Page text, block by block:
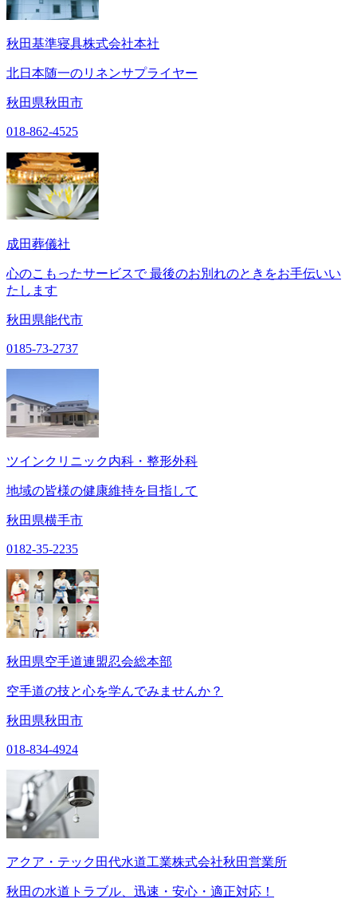
秋田基準寝具株式会社本社
北日本随一のリネンサプライヤー
秋田県秋田市
018-862-4525
成田葬儀社
心のこもったサービスで 最後のお別れのときをお手伝いい
たします
秋田県能代市
0185-73-2737
ツインクリニック内科・整形外科
地域の皆様の健康維持を目指して
秋田県横手市
0182-35-2235
秋田県空手道連盟忍会総本部
空手道の技と心を学んでみませんか？
秋田県秋田市
018-834-4924
アクア・テック田代水道工業株式会社秋田営業所
秋田の水道トラブル、迅速・安心・適正対応！